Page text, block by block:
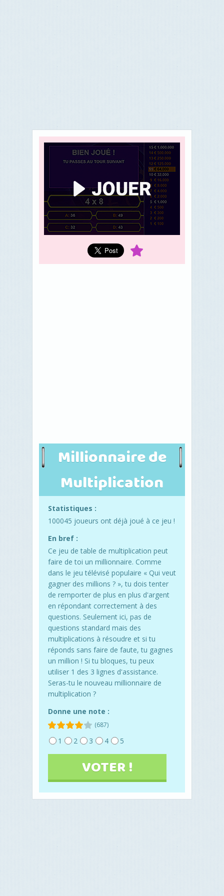
Millionnaire de
Multiplication
Statistiques :
100045 joueurs ont déjà joué à ce jeu !
En bref :
Ce jeu de table de multiplication peut
faire de toi un millionnaire. Comme
dans le jeu télévisé populaire « Qui veut
gagner des millions ? », tu dois tenter
de remporter de plus en plus d'argent
en répondant correctement à des
questions. Seulement ici, pas de
questions standard mais des
multiplications à résoudre et si tu
réponds sans faire de faute, tu gagnes
un million ! Si tu bloques, tu peux
utiliser 1 des 3 lignes d'assistance.
Seras-tu le nouveau millionnaire de
multiplication ?
Donne une note :
(687)
1 2 3 4 5